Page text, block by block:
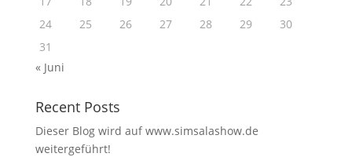
24
25 26 27 28 29
30
31
« Juni
Recent Posts
Dieser Blog wird auf www.simsalashow.de
weitergeführt!